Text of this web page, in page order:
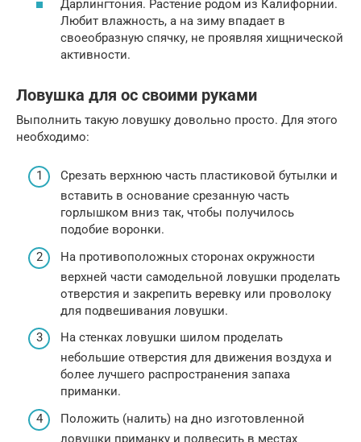
Дарлингтония. Растение родом из Калифорнии.
Любит влажность, а на зиму впадает в
своеобразную спячку, не проявляя хищнической
активности.
Ловушка для ос своими руками
Выполнить такую ловушку довольно просто. Для этого
необходимо:
Срезать верхнюю часть пластиковой бутылки и
вставить в основание срезанную часть
горлышком вниз так, чтобы получилось
подобие воронки.
На противоположных сторонах окружности
верхней части самодельной ловушки проделать
отверстия и закрепить веревку или проволоку
для подвешивания ловушки.
На стенках ловушки шилом проделать
небольшие отверстия для движения воздуха и
более лучшего распространения запаха
приманки.
Положить (налить) на дно изготовленной
ловушки приманку и подвесить в местах